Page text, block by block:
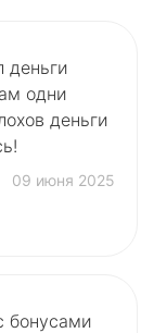
деньги
одни
деньги
09 июня 2025
бонусами